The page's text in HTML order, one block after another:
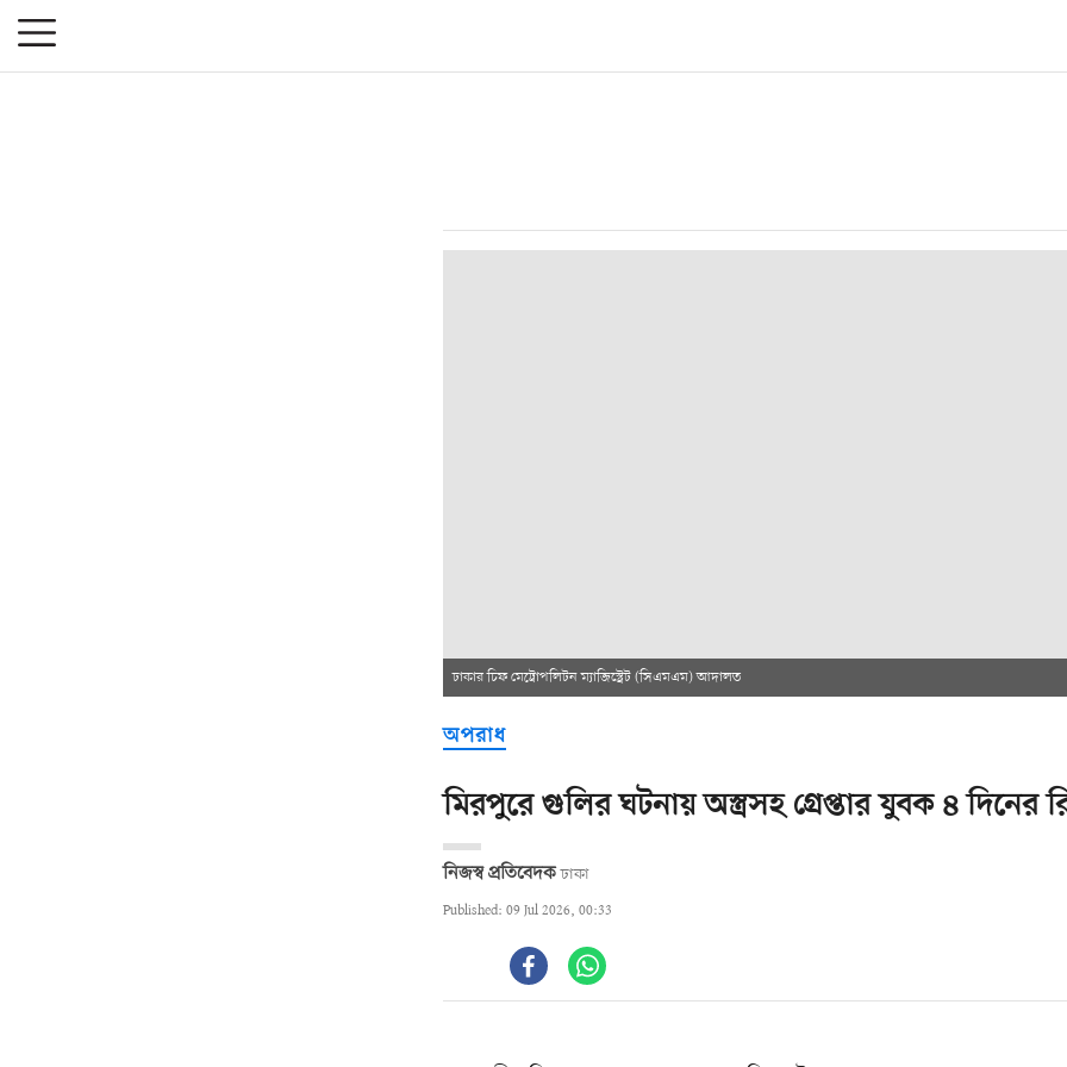
ঢাকার চিফ মেট্রোপলিটন ম্যাজিস্ট্রেট (সিএমএম) আদালত
অপরাধ
মিরপুরে গুলির ঘটনায় অস্ত্রসহ গ্রেপ্তার যুবক ৪ দিনের
নিজস্ব প্রতিবেদক ঢাকা
Published: 09 Jul 2026, 00:33